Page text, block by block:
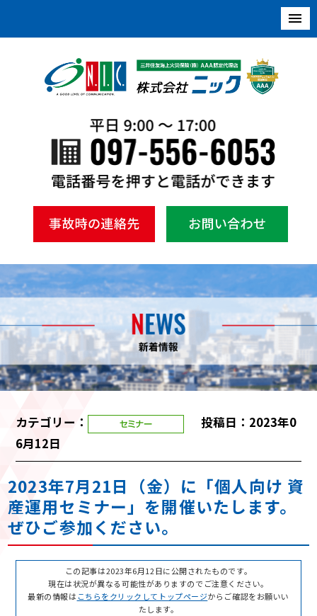
カテゴリー：
投稿日：2023年0
6月12日
2023年7月21日（金）に「個人向け 資
産運用セミナー」を開催いたします。
ぜひご参加ください。
この記事は2023年6月12日に公開されたものです。
現在は状況が異なる可能性がありますのでご注意ください。
最新の情報は こちらをクリックしてトップページからご確認をお願いい
たします。